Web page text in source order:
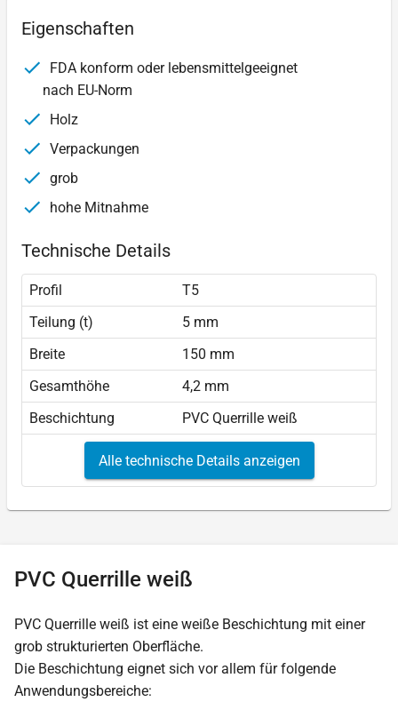
Eigenschaften
FDA konform oder lebensmittelgeeignet
nach EU-Norm
Holz
Verpackungen
grob
hohe Mitnahme
Technische Details
Profil
T5
Teilung (t)
5 mm
Breite
150 mm
Gesamthöhe
4,2 mm
Beschichtung
PVC Querrille weiß
Alle technische Details anzeigen
PVC Querrille weiß
PVC Querrille weiß ist eine weiße Beschichtung mit einer
grob strukturierten Oberfläche.
Die Beschichtung eignet sich vor allem für folgende
Anwendungsbereiche: